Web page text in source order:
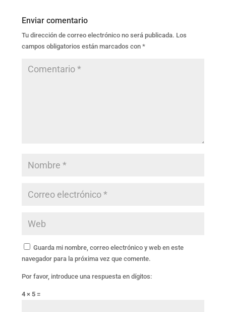
Enviar comentario
Tu dirección de correo electrónico no será publicada. Los
campos obligatorios están marcados con *
Guarda mi nombre, correo electrónico y web en este
navegador para la próxima vez que comente.
Por favor, introduce una respuesta en dígitos:
4 × 5 =